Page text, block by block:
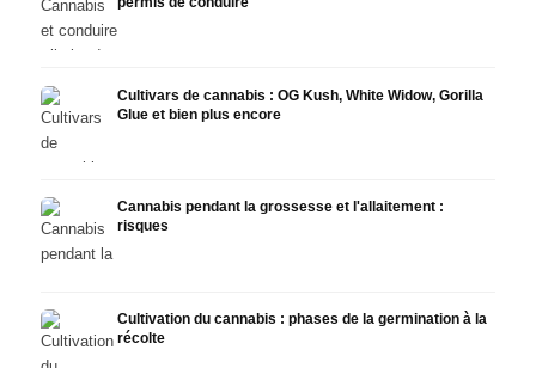
Cultivars de cannabis : OG Kush, White Widow, Gorilla
Glue et bien plus encore
Cannabis pendant la grossesse et l'allaitement :
risques
Cultivation du cannabis : phases de la germination à la
récolte